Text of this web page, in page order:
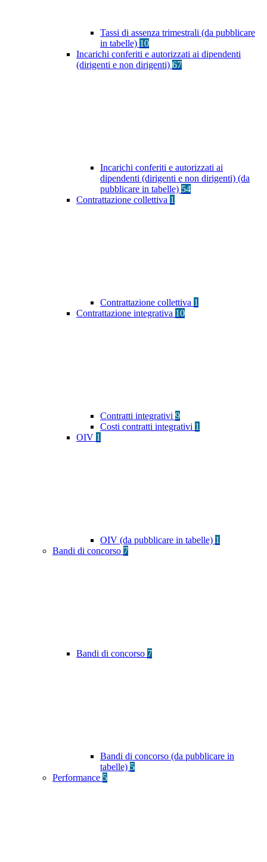
Tassi di assenza trimestrali (da pubblicare
in tabelle) 10
Incarichi conferiti e autorizzati ai dipendenti
(dirigenti e non dirigenti) 67
Incarichi conferiti e autorizzati ai
dipendenti (dirigenti e non dirigenti) (da
pubblicare in tabelle) 54
Contrattazione collettiva 1
Contrattazione collettiva 1
Contrattazione integrativa 10
Contratti integrativi 9
Costi contratti integrativi 1
OIV 1
OIV (da pubblicare in tabelle) 1
Bandi di concorso 7
Bandi di concorso 7
Bandi di concorso (da pubblicare in
tabelle) 5
Performance 5